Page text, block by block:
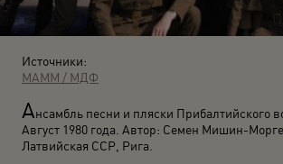
Источники:
МАММ / МДФ
Ансамбль песни и пляски Прибалтийского
Август 1980 года. Автор: Семен Мишин-
Латвийская ССР, Рига.